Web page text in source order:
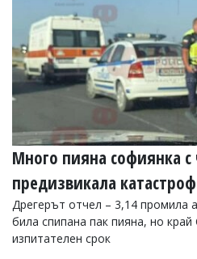
Много пияна софиянка с
предизвикала
Дрегерът отчел – 3,14 промила
била спипана пак пияна, но
изпитателен срок